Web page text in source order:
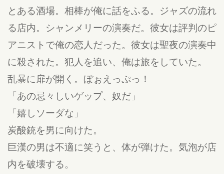
とある酒場。相棒が俺に話をふる。ジャズの流れ
る店内。シャンメリーの演奏だ。彼女は評判のピ
アニストで俺の恋人だった。彼女は聖夜の演奏中
に殺された。犯人を追い、俺は旅をしていた。
乱暴に扉が開く。ぼぉえっぷっ！
「あの忌々しいゲップ、奴だ」
「嬉しソーダな」
炭酸銃を男に向けた。
巨漢の男は不適に笑うと、体が弾けた。気泡が店
内を破壊する。